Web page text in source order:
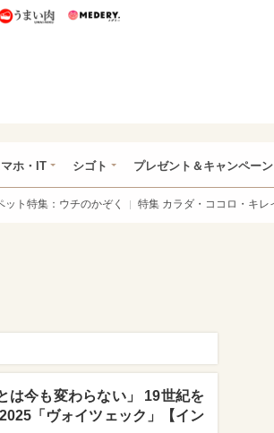
まいパン うまい肉
ホ・IT シゴト プレゼント＆キャンペーン
ット特集：ウチのかぞく 特集 カラダ・ココロ・キレ
は今も変わらない」 19世紀を
「ヴォイツェック」【イン